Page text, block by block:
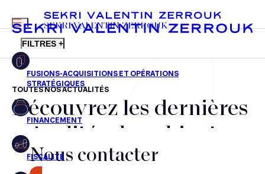
FR EN
MENU
SEKRI VALENTIN ZERROUK
FILTRES +
Fusions-acquisitions et opérations stratégiques
Financement
Fiscalité
TOUTES NOS ACTUALITÉS
Découvrez les dernières
actualités du cabinet,
nos récompenses et nos
Nous contacter